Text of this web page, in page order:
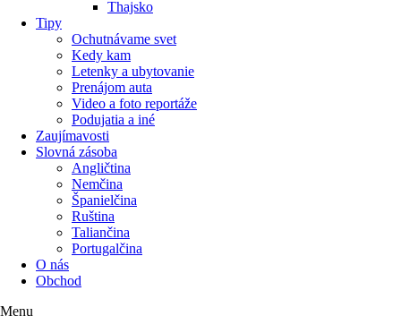
Thajsko
Tipy
Ochutnávame svet
Kedy kam
Letenky a ubytovanie
Prenájom auta
Video a foto reportáže
Podujatia a iné
Zaujímavosti
Slovná zásoba
Angličtina
Nemčina
Španielčina
Ruština
Taliančina
Portugalčina
O nás
Obchod
Menu